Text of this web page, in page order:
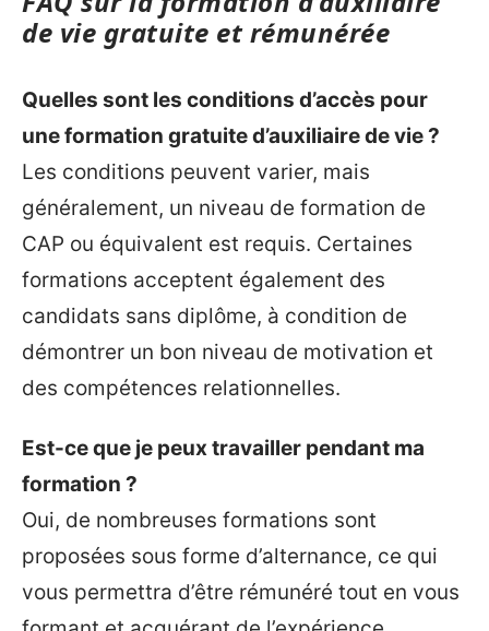
de vie gratuite et rémunérée
Quelles sont les conditions d’accès pour
une formation gratuite d’auxiliaire de vie ?
Les conditions peuvent varier, mais
généralement, un niveau de formation de
CAP ou équivalent est requis. Certaines
formations acceptent également des
candidats sans diplôme, à condition de
démontrer un bon niveau de motivation et
des compétences relationnelles.
Est-ce que je peux travailler pendant ma
formation ?
Oui, de nombreuses formations sont
proposées sous forme d’alternance, ce qui
vous permettra d’être rémunéré tout en vous